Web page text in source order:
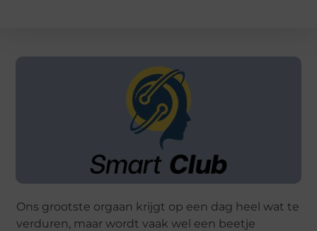
Ons grootste orgaan krijgt op een dag heel wat te
verduren, maar wordt vaak wel een beetje